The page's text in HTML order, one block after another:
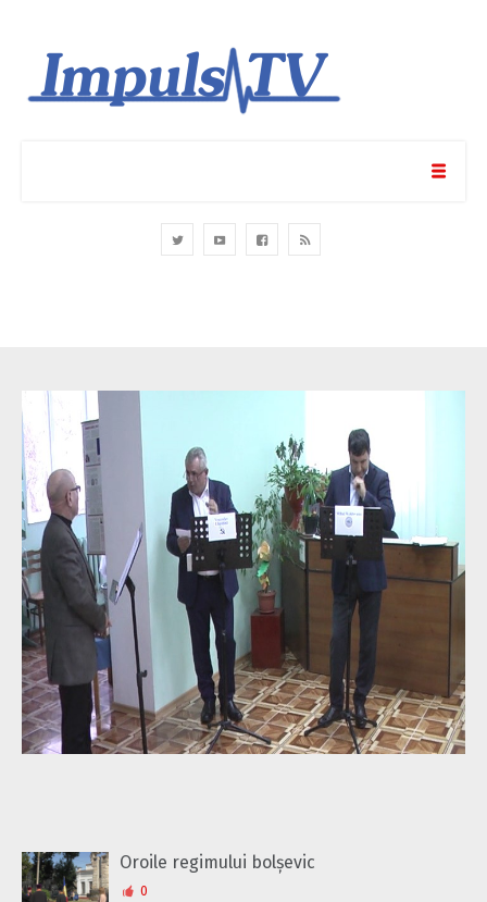
Oroile regimului bolșevic
0